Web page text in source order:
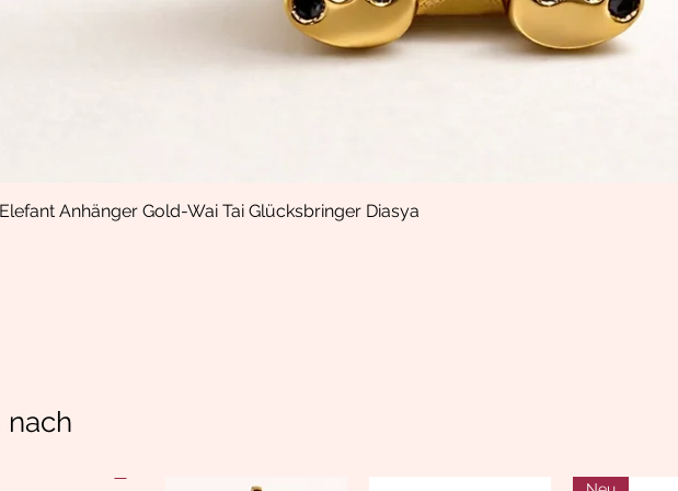
Schnellansicht
Anhänger Gold-Wai Tai Glücksbringer Diasya
nach